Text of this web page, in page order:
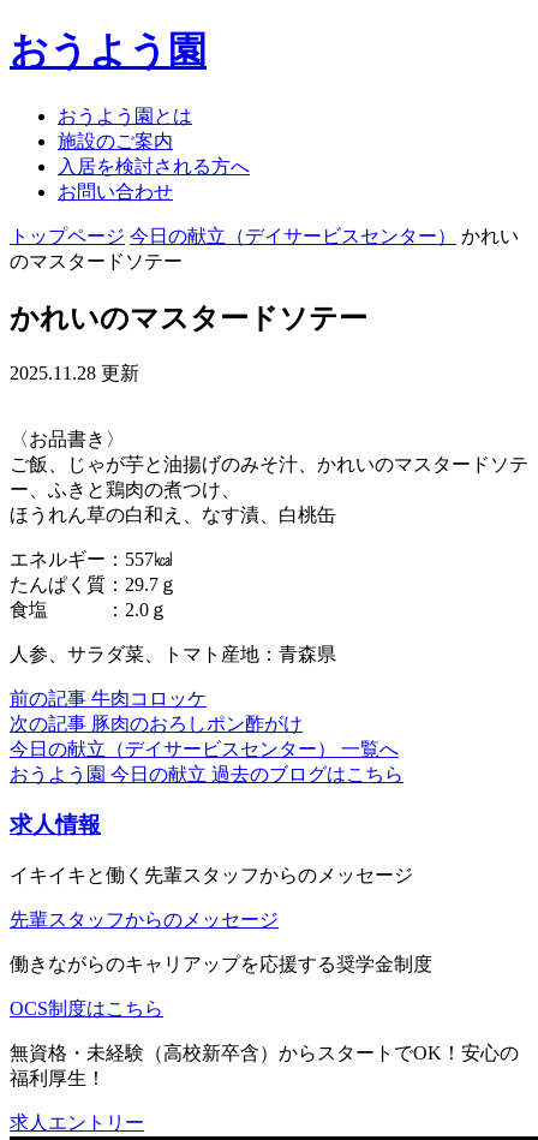
おうよう園
おうよう園とは
施設のご案内
入居を検討される方へ
お問い合わせ
トップページ 今日の献立（デイサービスセンター）
かれい
のマスタードソテー
かれいのマスタードソテー
2025.11.28 更新
〈お品書き〉
ご飯、じゃが芋と油揚げのみそ汁、かれいのマスタードソテ
ー、ふきと鶏肉の煮つけ、
ほうれん草の白和え、なす漬、白桃缶
エネルギー：557㎉
たんぱく質：29.7ｇ
食塩 ：2.0ｇ
人参、サラダ菜、トマト産地：青森県
前の記事 牛肉コロッケ
次の記事 豚肉のおろしポン酢がけ
今日の献立（デイサービスセンター） 一覧へ
おうよう園 今日の献立 過去のブログはこちら
求人情報
イキイキと働く先輩スタッフからのメッセージ
先輩スタッフからのメッセージ
働きながらのキャリアップを応援する奨学金制度
OCS制度はこちら
無資格・未経験（高校新卒含）からスタートでOK！安心の
福利厚生！
求人エントリー